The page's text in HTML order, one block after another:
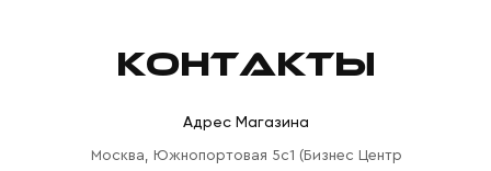
Адрес Магазина
Москва, Южнопортовая 5с1 (Бизнес Центр
КОНТАКТЫ